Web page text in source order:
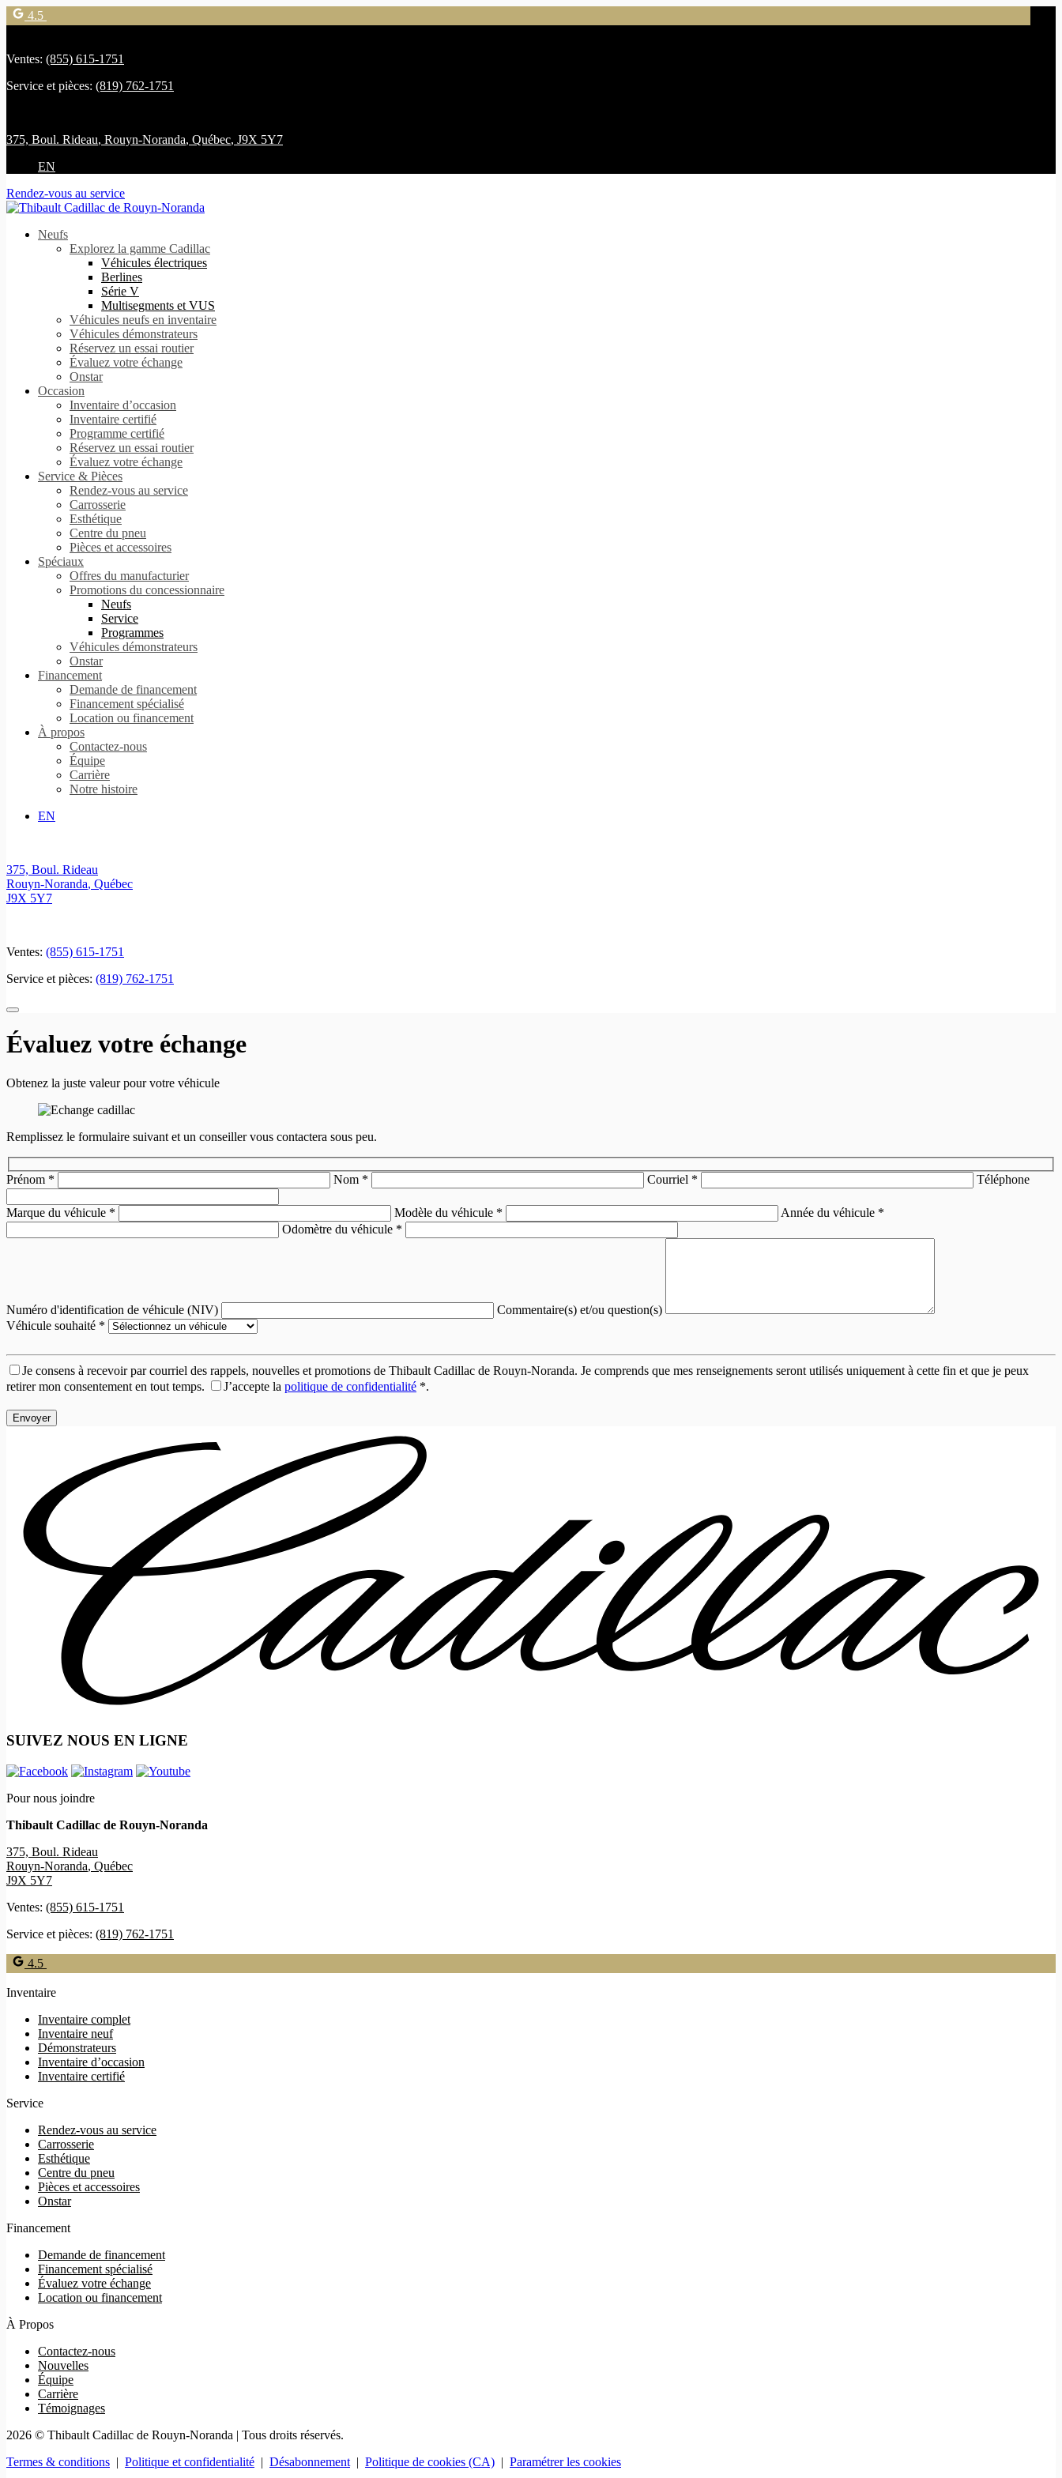
4.5
Ventes: (855) 615-1751
Service et pièces: (819) 762-1751
375, Boul. Rideau, Rouyn-Noranda, Québec, J9X 5Y7
EN
Rendez-vous au service
Neufs
Explorez la gamme Cadillac
Véhicules électriques
Berlines
Série V
Multisegments et VUS
Véhicules neufs en inventaire
Véhicules démonstrateurs
Réservez un essai routier
Évaluez votre échange
Onstar
Occasion
Inventaire d’occasion
Inventaire certifié
Programme certifié
Réservez un essai routier
Évaluez votre échange
Service & Pièces
Rendez-vous au service
Carrosserie
Esthétique
Centre du pneu
Pièces et accessoires
Spéciaux
Offres du manufacturier
Promotions du concessionnaire
Neufs
Service
Programmes
Véhicules démonstrateurs
Onstar
Financement
Demande de financement
Financement spécialisé
Location ou financement
À propos
Contactez-nous
Équipe
Carrière
Notre histoire
EN
375, Boul. Rideau
Rouyn-Noranda, Québec
J9X 5Y7
Ventes: (855) 615-1751
Service et pièces: (819) 762-1751
Évaluez votre échange
Obtenez la juste valeur pour votre véhicule
Remplissez le formulaire suivant et un conseiller vous contactera sous peu.
Prénom * Nom * Courriel * Téléphone
Marque du véhicule * Modèle du véhicule * Année du véhicule *
Odomètre du véhicule *
Numéro d'identification de véhicule (NIV)
Commentaire(s) et/ou question(s)
Véhicule souhaité *
Je consens à recevoir par courriel des rappels, nouvelles et promotions de Thibault Cadillac de Rouyn-Noranda. Je comprends que mes renseignements seront utilisés uniquement à cette fin et que je peux
retirer mon consentement en tout temps.
J’accepte la politique de confidentialité *.
SUIVEZ NOUS EN LIGNE
Pour nous joindre
Thibault Cadillac de Rouyn-Noranda
375, Boul. Rideau
Rouyn-Noranda, Québec
J9X 5Y7
Ventes: (855) 615-1751
Service et pièces: (819) 762-1751
4.5
Inventaire
Inventaire complet
Inventaire neuf
Démonstrateurs
Inventaire d’occasion
Inventaire certifié
Service
Rendez-vous au service
Carrosserie
Esthétique
Centre du pneu
Pièces et accessoires
Onstar
Financement
Demande de financement
Financement spécialisé
Évaluez votre échange
Location ou financement
À Propos
Contactez-nous
Nouvelles
Équipe
Carrière
Témoignages
2026 © Thibault Cadillac de Rouyn-Noranda | Tous droits réservés.
Termes & conditions | Politique et confidentialité | Désabonnement | Politique de cookies (CA) | Paramétrer les cookies